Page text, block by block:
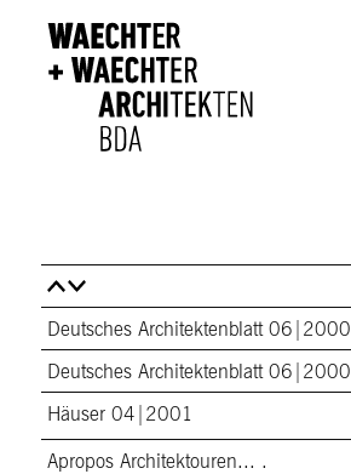
Deutsches Architektenblatt 06|2000
Deutsches Architektenblatt 06|2000
Häuser 04|2001
Apropos Architektouren... .